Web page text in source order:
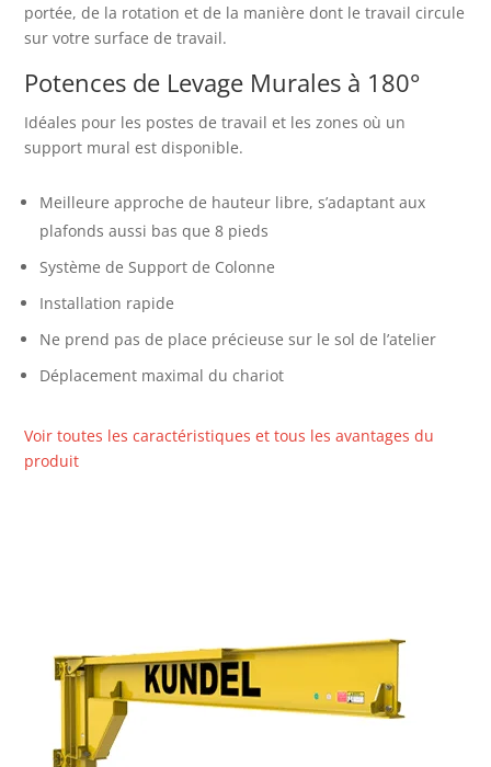
portée, de la rotation et de la manière dont le travail circule
sur votre surface de travail.
Potences de Levage Murales à 180°
Idéales pour les postes de travail et les zones où un
support mural est disponible.
Meilleure approche de hauteur libre, s’adaptant aux
plafonds aussi bas que 8 pieds
Système de Support de Colonne
Installation rapide
Ne prend pas de place précieuse sur le sol de l’atelier
Déplacement maximal du chariot
Voir toutes les caractéristiques et tous les avantages du
produit